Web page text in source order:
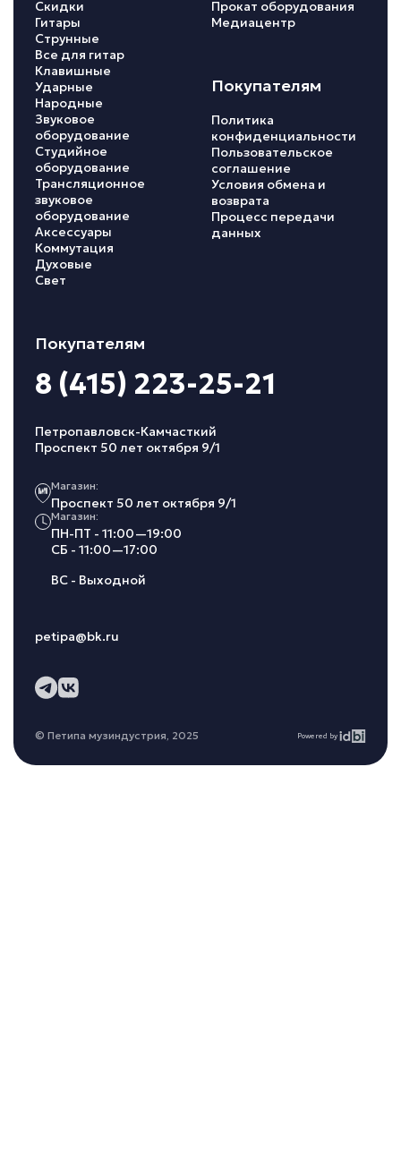
Скидки
Гитары
Струнные
Все для гитар
Клавишные
Ударные
Народные
Звуковое
оборудование
Студийное
оборудование
Трансляционное
звуковое
оборудование
Аксессуары
Коммутация
Духовые
Свет
Прокат оборудования
Медиацентр
Покупателям
Политика
конфиденциальности
Пользовательское
соглашение
Условия обмена и
возврата
Процесс передачи
данных
Покупателям
8 (415) 223-25-21
Петропавловск-Камчасткий
Проспект 50 лет октября 9/1
Магазин:
Проспект 50 лет октября 9/1
Магазин:
ПН-ПТ - 11:00—19:00
СБ - 11:00—17:00
ВС - Выходной
petipa@bk.ru
© Петипа музиндустрия, 2025 Powered by